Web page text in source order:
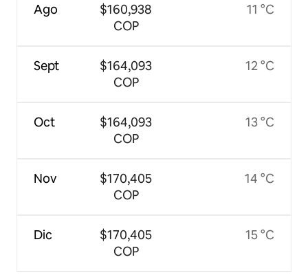
Ago
Sept
Oct
Nov
Dic
$160,938
COP
$164,093
COP
$164,093
COP
$170,405
COP
$170,405
COP
11 °C
12 °C
13 °C
14 °C
15 °C